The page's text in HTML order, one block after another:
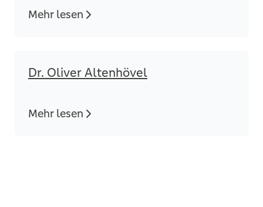
Mehr lesen
Dr. Oliver Altenhövel
Mehr lesen